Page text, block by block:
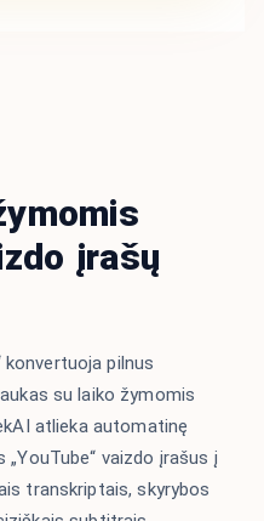
įrašų
konvertuoja pilnus
su laiko žymomis
atlieka automatinę
vaizdo įrašus į
transkriptais, skyrybos